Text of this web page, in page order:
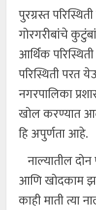
पुरग्रस्त
गोरगरीबांचे
आर्थिक
परिस्थिती परत
नगरपालिका
खोल करण्यात
हि अपुर्णता आहे.
नाल्यातील
आणि खोदकाम
काही माती त्या